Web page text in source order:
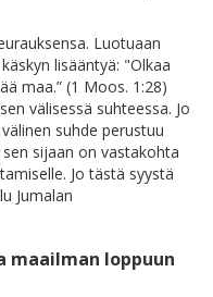
Luotuaan
lisääntyä: "Olkaa
maa.” (1 Moos. 1:28)
välisessä suhteessa. Jo
suhde perustuu
sijaan on vastakohta
Jo tästä syystä
Jumalan
maailman loppuun